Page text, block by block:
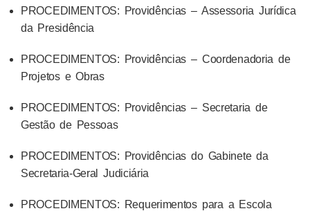
PROCEDIMENTOS: Providências – Assessoria Jurídica
da Presidência
PROCEDIMENTOS: Providências – Coordenadoria de
Projetos e Obras
PROCEDIMENTOS: Providências – Secretaria de
Gestão de Pessoas
PROCEDIMENTOS: Providências do Gabinete da
Secretaria-Geral Judiciária
PROCEDIMENTOS: Requerimentos para a Escola